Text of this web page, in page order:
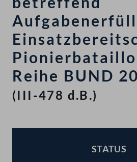
Reihe BUND
(III-478 d.B.)
STATUS